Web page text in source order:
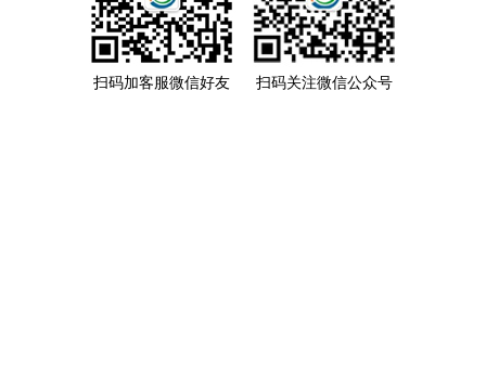
扫码加客服微信好友 扫码关注微信公众号